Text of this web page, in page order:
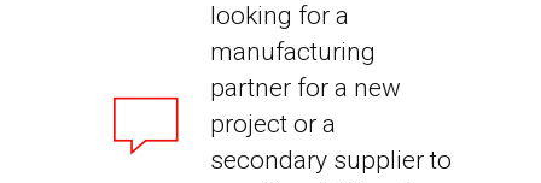
looking for a
manufacturing
partner for a new
project or a
secondary supplier to